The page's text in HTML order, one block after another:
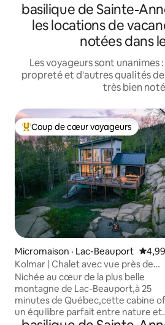
basilique de Sainte-
les locations de
notées dans
Les voyageurs sont unanimes
propreté et d'autres qualités
très bien
Coup de cœur voyageurs parmi les
Coup de cœur voyageurs
Micromaison · Lac-Beauport Note
Kolmar | Chalet avec vue près de
Québec
Nichée au cœur de la plus belle
montagne de Lac-Beauport,à 25
minutes de Québec,cette cabine
un équilibre parfait entre nature et